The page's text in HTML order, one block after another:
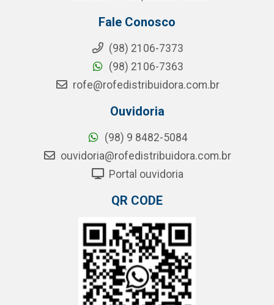
Fale Conosco
(98) 2106-7373
(98) 2106-7363
rofe@rofedistribuidora.com.br
Ouvidoria
(98) 9 8482-5084
ouvidoria@rofedistribuidora.com.br
Portal ouvidoria
QR CODE